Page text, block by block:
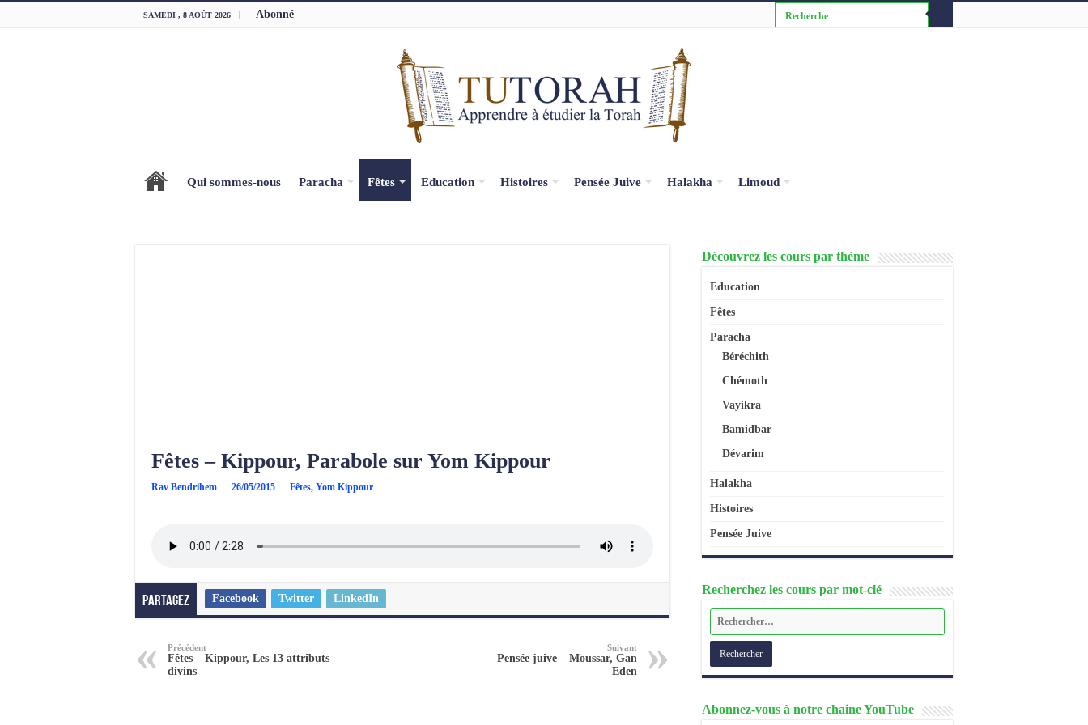
SAMEDI , 8 AOÛT 2026 Abonné
Qui sommes-nous Paracha Fêtes Education Histoires Pensée Juive Halakha Limoud
Fêtes – Kippour, Parabole sur Yom Kippour
Rav Bendrihem 26/05/2015 Fêtes, Yom Kippour
Partagez Facebook Twitter LinkedIn
Précédent
Fêtes – Kippour, Les 13 attributs
divins
Suivant
Pensée juive – Moussar, Gan
Eden
Découvrez les cours par thème
Education
Fêtes
Paracha
Béréchith
Chémoth
Vayikra
Bamidbar
Dévarim
Halakha
Histoires
Pensée Juive
Recherchez les cours par mot-clé
Abonnez-vous à notre chaine YouTube